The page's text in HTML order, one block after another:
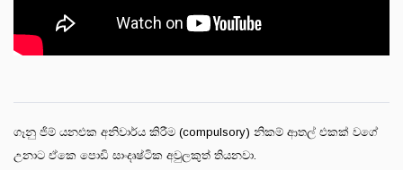
ගෑනු ජිම් යනඑක අනිවාර්ය කිරීම (compulsory) නිකම් ආතල් එකක් වගේ
උනාට ඒකෙ පොඩි සාංදෘෂ්ටික අවුලකුත් තියනවා.